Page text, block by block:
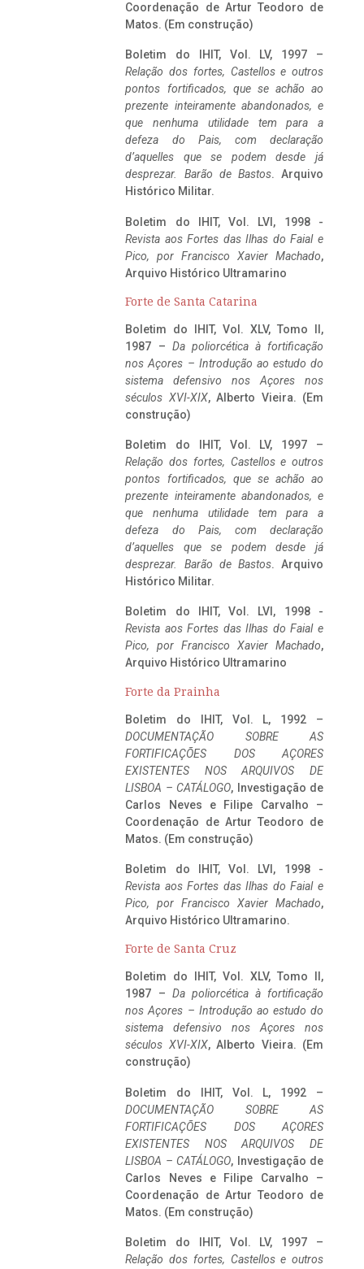
Coordenação de Artur Teodoro de
Matos. (Em construção)
Boletim do IHIT, Vol. LV, 1997 –
Relação dos fortes, Castellos e outros
pontos fortificados, que se achão ao
prezente inteiramente abandonados, e
que nenhuma utilidade tem para a
defeza do Pais, com declaração
d’aquelles que se podem desde já
desprezar. Barão de Bastos. Arquivo
Histórico Militar.
Boletim do IHIT, Vol. LVI, 1998 -
Revista aos Fortes das Ilhas do Faial e
Pico, por Francisco Xavier Machado,
Arquivo Histórico Ultramarino
Forte de Santa Catarina
Boletim do IHIT, Vol. XLV, Tomo II,
1987 – Da poliorcética à fortificação
nos Açores – Introdução ao estudo do
sistema defensivo nos Açores nos
séculos XVI-XIX, Alberto Vieira. (Em
construção)
Boletim do IHIT, Vol. LV, 1997 –
Relação dos fortes, Castellos e outros
pontos fortificados, que se achão ao
prezente inteiramente abandonados, e
que nenhuma utilidade tem para a
defeza do Pais, com declaração
d’aquelles que se podem desde já
desprezar. Barão de Bastos. Arquivo
Histórico Militar.
Boletim do IHIT, Vol. LVI, 1998 -
Revista aos Fortes das Ilhas do Faial e
Pico, por Francisco Xavier Machado,
Arquivo Histórico Ultramarino
Forte da Prainha
Boletim do IHIT, Vol. L, 1992 –
DOCUMENTAÇÃO SOBRE AS
FORTIFICAÇÕES DOS AÇORES
EXISTENTES NOS ARQUIVOS DE
LISBOA – CATÁLOGO, Investigação de
Carlos Neves e Filipe Carvalho –
Coordenação de Artur Teodoro de
Matos. (Em construção)
Boletim do IHIT, Vol. LVI, 1998 -
Revista aos Fortes das Ilhas do Faial e
Pico, por Francisco Xavier Machado,
Arquivo Histórico Ultramarino.
Forte de Santa Cruz
Boletim do IHIT, Vol. XLV, Tomo II,
1987 – Da poliorcética à fortificação
nos Açores – Introdução ao estudo do
sistema defensivo nos Açores nos
séculos XVI-XIX, Alberto Vieira. (Em
construção)
Boletim do IHIT, Vol. L, 1992 –
DOCUMENTAÇÃO SOBRE AS
FORTIFICAÇÕES DOS AÇORES
EXISTENTES NOS ARQUIVOS DE
LISBOA – CATÁLOGO, Investigação de
Carlos Neves e Filipe Carvalho –
Coordenação de Artur Teodoro de
Matos. (Em construção)
Boletim do IHIT, Vol. LV, 1997 –
Relação dos fortes, Castellos e outros